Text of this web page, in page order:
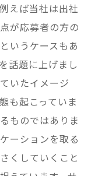
えば当社は出社
が応募者の方の
いうケースもあ
話題に上げまし
いたイメージ
も起こっていま
ものではありま
ーションを取る
くしていくこと